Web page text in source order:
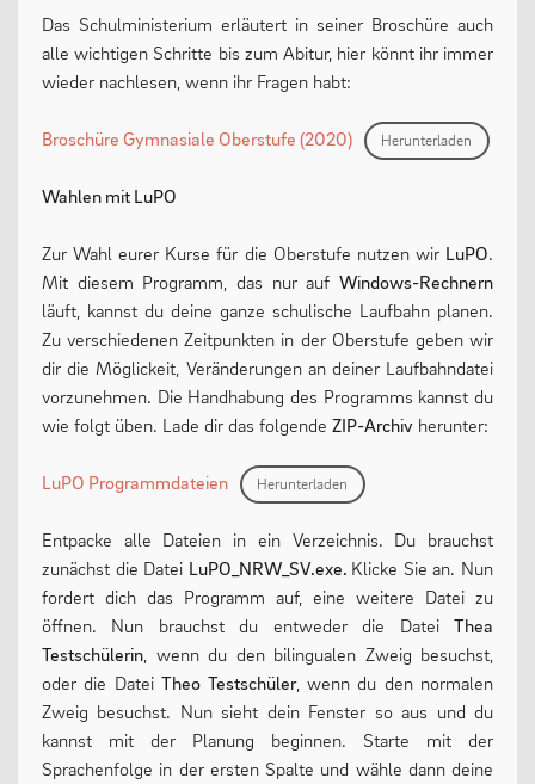
Mittelstufe
Oberstufe
Wettbewerbe
SERVICE
Anfahrt
Downloads
Stundenpläne
Kontakt
Das Schulministerium erläutert in seiner Broschüre auch
alle wichtigen Schritte bis zum Abitur, hier könnt ihr immer
wieder nachlesen, wenn ihr Fragen habt:
Broschüre Gymnasiale Oberstufe (2020) Herunterladen
Wahlen mit LuPO
Zur Wahl eurer Kurse für die Oberstufe nutzen wir LuPO.
Mit diesem Programm, das nur auf Windows-Rechnern
läuft, kannst du deine ganze schulische Laufbahn planen.
Zu verschiedenen Zeitpunkten in der Oberstufe geben wir
dir die Möglickeit, Veränderungen an deiner Laufbahndatei
vorzunehmen. Die Handhabung des Programms kannst du
wie folgt üben. Lade dir das folgende ZIP-Archiv herunter:
LuPO Programmdateien Herunterladen
Entpacke alle Dateien in ein Verzeichnis. Du brauchst
zunächst die Datei LuPO_NRW_SV.exe. Klicke Sie an. Nun
fordert dich das Programm auf, eine weitere Datei zu
öffnen. Nun brauchst du entweder die Datei Thea
Testschülerin, wenn du den bilingualen Zweig besuchst,
oder die DateiTheo Testschüler, wenn du den normalen
Zweig besuchst. Nun sieht dein Fenster so aus und du
kannst mit der Planung beginnen. Starte mit der
Sprachenfolge in der ersten Spalte und wähle dann deine